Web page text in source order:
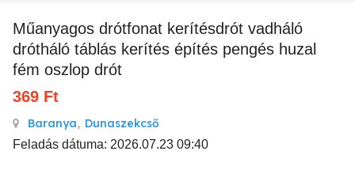
Műanyagos drótfonat kerítésdrót vadháló
drótháló táblás kerítés építés pengés huzal
fém oszlop drót
369 Ft
Baranya, Dunaszekcső
Feladás dátuma: 2026.07.23 09:40